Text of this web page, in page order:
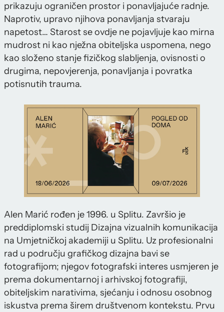
prikazuju ograničen prostor i ponavljajuće radnje.
Naprotiv, upravo njihova ponavljanja stvaraju
napetost… Starost se ovdje ne pojavljuje kao mirna
mudrost ni kao nježna obiteljska uspomena, nego
kao složeno stanje fizičkog slabljenja, ovisnosti o
drugima, nepovjerenja, ponavljanja i povratka
potisnutih trauma.
Alen Marić rođen je 1996. u Splitu. Završio je
preddiplomski studij Dizajna vizualnih komunikacija
na Umjetničkoj akademiji u Splitu. Uz profesionalni
rad u području grafičkog dizajna bavi se
fotografijom; njegov fotografski interes usmjeren je
prema dokumentarnoj i arhivskoj fotografiji,
obiteljskim narativima, sjećanju i odnosu osobnog
iskustva prema širem društvenom kontekstu. Prvu